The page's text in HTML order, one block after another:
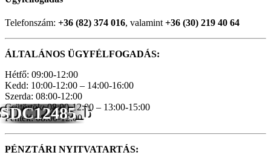
SDC12485_b
Telefonszám: +36 (82) 374 016, valamint +36 (30) 219 40 64
ÁLTALÁNOS ÜGYFÉLFOGADÁS:
Hétfő: 09:00-12:00
Kedd: 10:00-12:00 – 14:00-16:00
Szerda: 08:00-12:00
Csütörtök: 08:00-12:00 – 13:00-15:00
Péntek: 08:00-12:00
PÉNZTÁRI NYITVATARTÁS: